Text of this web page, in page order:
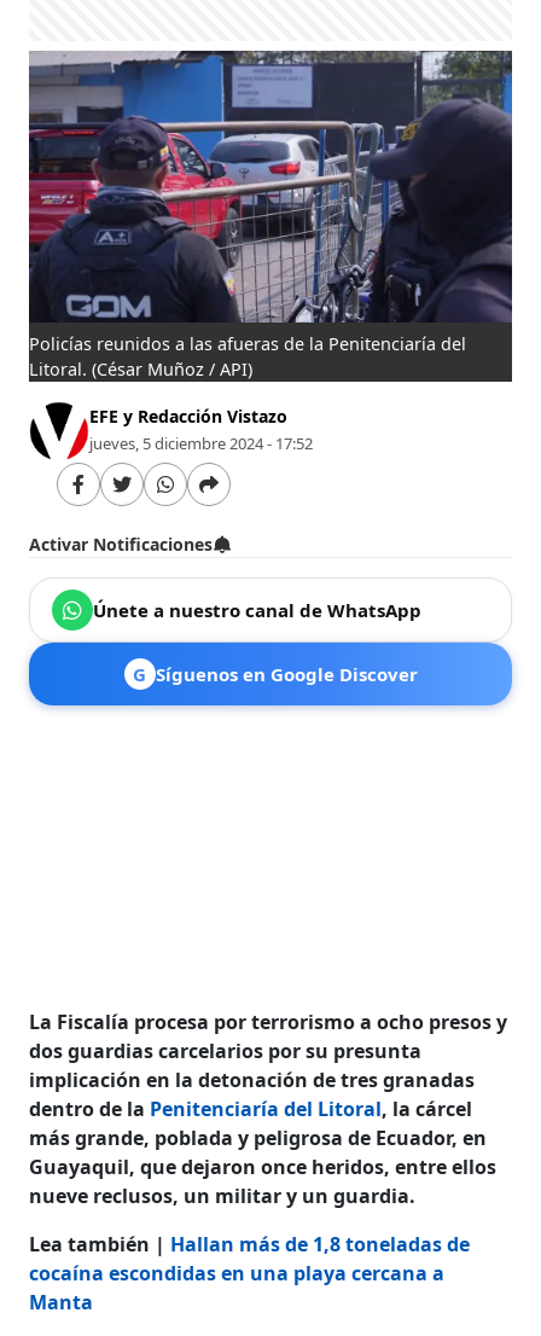
Policías reunidos a las afueras de la Penitenciaría del
Litoral. (César Muñoz / API)
EFE y Redacción Vistazo
jueves, 5 diciembre 2024 - 17:52
Activar Notificaciones
Únete a nuestro canal de WhatsApp
G Síguenos en Google Discover
La Fiscalía procesa por terrorismo a ocho presos y
dos guardias carcelarios por su presunta
implicación en la detonación de tres granadas
dentro de la Penitenciaría del Litoral, la cárcel
más grande, poblada y peligrosa de Ecuador, en
Guayaquil, que dejaron once heridos, entre ellos
nueve reclusos, un militar y un guardia.
Lea también | Hallan más de 1,8 toneladas de
cocaína escondidas en una playa cercana a
Manta